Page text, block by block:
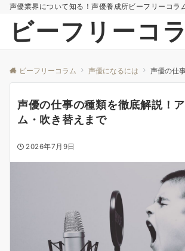
声優業界について知る！声優養成所ビーフリーコラ
ビーフリーコ
ビーフリーコラム 声優になるには 声優の仕事の種類を
声優の仕事の種類を徹底解説！
ム・吹き替えまで
2026年7月9日